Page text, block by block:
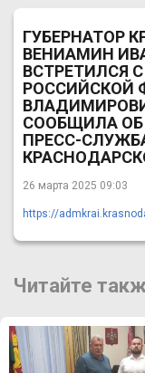
ГУБЕРНАТОР
ВЕНИАМИН
ВСТРЕТИЛСЯ
РОССИЙСКОЙ
СООБЩИЛА
ПРЕСС-
26 марта 2025 09:03
https://
Читайте